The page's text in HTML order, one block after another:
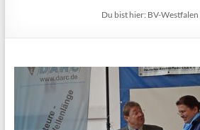
Du bist hier: BV-Westfalen